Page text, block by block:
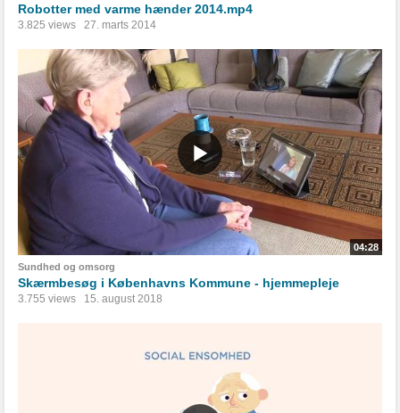
Robotter med varme hænder 2014.mp4
3.825 views 27. marts 2014
04:28
Sundhed og omsorg
Skærmbesøg i Københavns Kommune - hjemmepleje
3.755 views 15. august 2018